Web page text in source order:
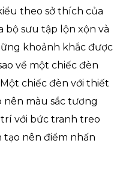
theo sở thích của
bộ sưu tập lộn xộn và
khoảnh khắc được
về một chiếc đèn
chiếc đèn với thiết
nên màu sắc tương
trí với bức tranh treo
nên điểm nhấn